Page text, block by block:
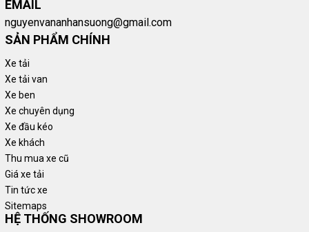
EMAIL
nguyenvananhansuong@gmail.com
SẢN PHẨM CHÍNH
Xe tải
Xe tải van
Xe ben
Xe chuyên dụng
Xe đầu kéo
Xe khách
Thu mua xe cũ
Giá xe tải
Tin tức xe
Sitemaps
HỆ THỐNG SHOWROOM